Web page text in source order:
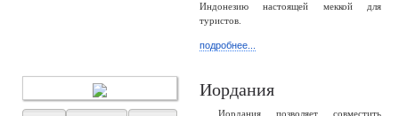
Индонезию настоящей меккой для
туристов.
подробнее...
Иордания
Иордания позволяет совместить